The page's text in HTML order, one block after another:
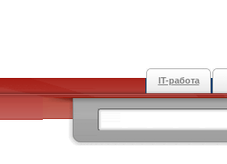
IT-работа